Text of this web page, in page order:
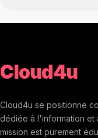
Cloud4u
Cloud4u se positionne
dédiée à l'information et
mission est purement